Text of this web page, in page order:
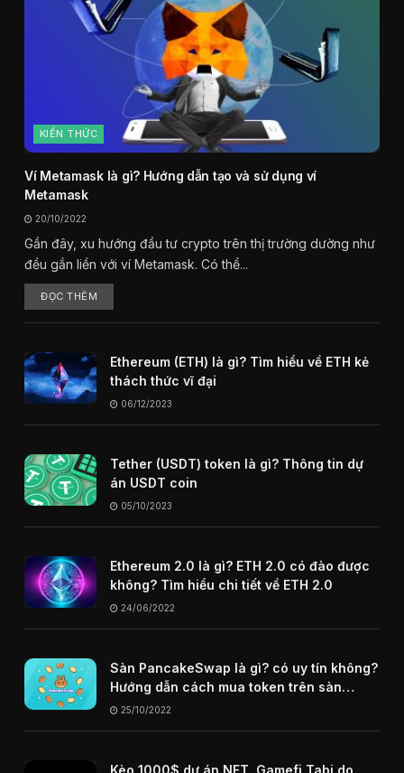
KIẾN THỨC
Ví Metamask là gì? Hướng dẫn tạo và sử dụng ví
Metamask
20/10/2022
Gần đây, xu hướng đầu tư crypto trên thị trường dường như
đều gắn liền với ví Metamask. Có thể...
ĐỌC THÊM
Ethereum (ETH) là gì? Tìm hiểu về ETH kẻ
thách thức vĩ đại
06/12/2023
Tether (USDT) token là gì? Thông tin dự
án USDT coin
05/10/2023
Ethereum 2.0 là gì? ETH 2.0 có đào được
không? Tìm hiểu chi tiết về ETH 2.0
24/06/2022
Sàn PancakeSwap là gì? có uy tín không?
Hướng dẫn cách mua token trên sàn
PancakeSwap
25/10/2022
Kèo 1000$ dự án NFT, Gamefi Tabi do